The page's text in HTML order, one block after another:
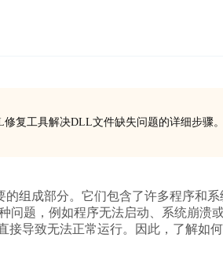
复工具解决DLL文件缺失问题的详细步骤。
的组成部分。它们包含了许多程序和
问题，例如程序无法启动、系统崩溃
导致无法正常运行。因此，了解如